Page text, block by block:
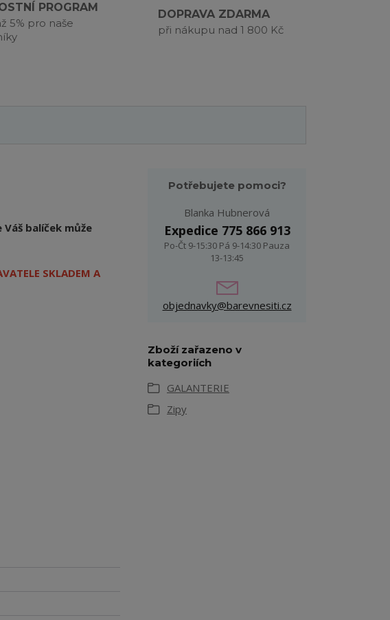
PROGRAM
5% pro naše
DOPRAVA ZDARMA
při nákupu nad 1 800 Kč
balíček může
SKLADEM A
Potřebujete pomoci?
Blanka Hubnerová
Expedice 775 866 913
Po-Čt 9-15:30 Pá 9-14:30 Pauza
13-13:45
objednavky@barevnesiti.cz
Zboží zařazeno v
kategoriích
GALANTERIE
Zipy